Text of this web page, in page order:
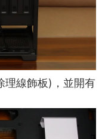
線飾板)，並開有